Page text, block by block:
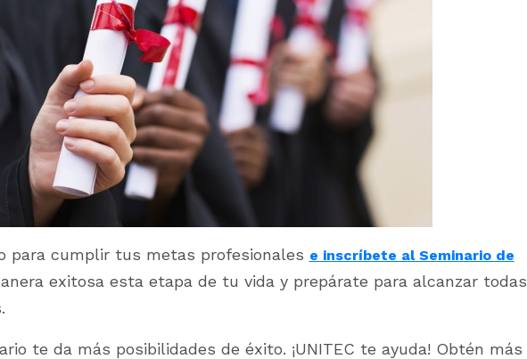
para cumplir tus metas profesionales e inscríbete al Seminario de
exitosa esta etapa de tu vida y prepárate para alcanzar todas
te da más posibilidades de éxito. ¡UNITEC te ayuda! Obtén más